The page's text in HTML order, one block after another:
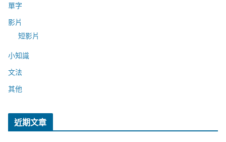
單字
影片
短影片
小知識
文法
其他
近期文章